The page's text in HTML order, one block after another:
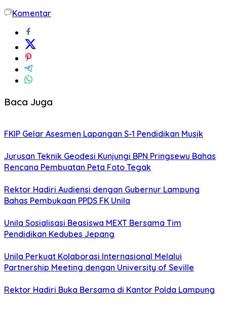
Komentar
Baca Juga
FKIP Gelar Asesmen Lapangan S-1 Pendidikan Musik
Jurusan Teknik Geodesi Kunjungi BPN Pringsewu Bahas
Rencana Pembuatan Peta Foto Tegak
Rektor Hadiri Audiensi dengan Gubernur Lampung
Bahas Pembukaan PPDS FK Unila
Unila Sosialisasi Beasiswa MEXT Bersama Tim
Pendidikan Kedubes Jepang
Unila Perkuat Kolaborasi Internasional Melalui
Partnership Meeting dengan University of Seville
Rektor Hadiri Buka Bersama di Kantor Polda Lampung